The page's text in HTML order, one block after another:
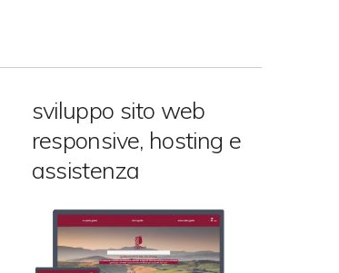
sviluppo sito web
responsive, hosting e
assistenza